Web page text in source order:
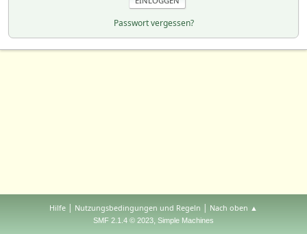
Passwort vergessen?
Hilfe | Nutzungsbedingungen und Regeln | Nach oben ▲
SMF 2.1.4 © 2023, Simple Machines